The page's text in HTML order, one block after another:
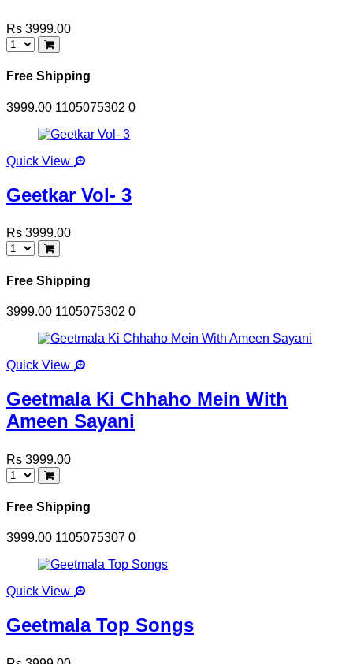
Rs 3999.00
Free Shipping
3999.00 1105075302 0
Quick View
Geetkar Vol- 3
Rs 3999.00
Free Shipping
3999.00 1105075302 0
Quick View
Geetmala Ki Chhaho Mein With
Ameen Sayani
Rs 3999.00
Free Shipping
3999.00 1105075307 0
Quick View
Geetmala Top Songs